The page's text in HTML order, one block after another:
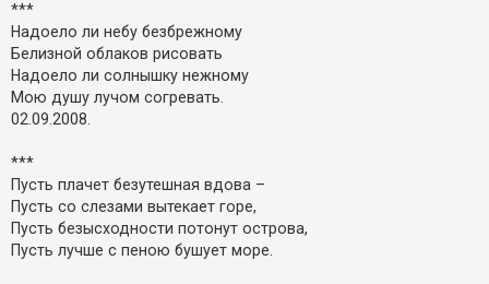
л
е
н
н
***
Надоело ли небу безбрежному
Белизной облаков рисовать
Надоело ли солнышку нежному
Мою душу лучом согревать.
02.09.2008.
***
Пусть плачет безутешная вдова –
Пусть со слезами вытекает горе,
Пусть безысходности потонут острова,
Пусть лучше с пеною бушует море.